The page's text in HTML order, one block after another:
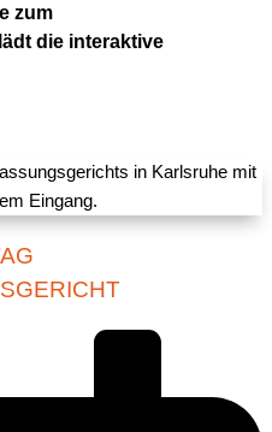
zum
die interaktive